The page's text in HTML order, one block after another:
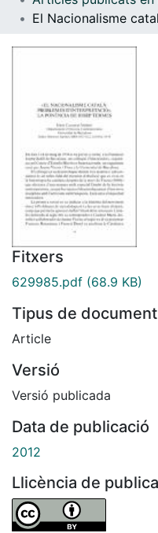
Fitxers
629985.pdf (68.9 KB)
Tipus de document
Article
Versió
Versió publicada
Data de publicació
2012
Llicència de